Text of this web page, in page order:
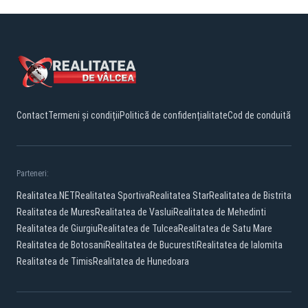
ContactTermeni și condițiiPolitică de confidențialitateCod de conduită
Parteneri:
Realitatea.NETRealitatea SportivaRealitatea StarRealitatea de Bistrita
Realitatea de MuresRealitatea de VasluiRealitatea de Mehedinti
Realitatea de GiurgiuRealitatea de TulceaRealitatea de Satu Mare
Realitatea de BotosaniRealitatea de BucurestiRealitatea de Ialomita
Realitatea de TimisRealitatea de Hunedoara